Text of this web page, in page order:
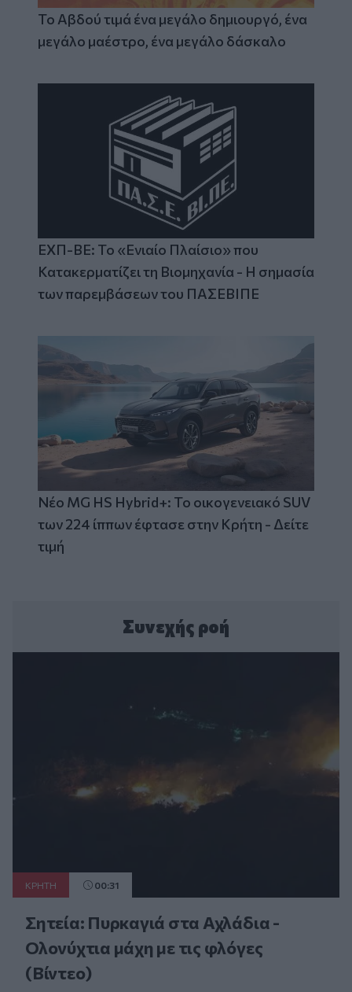
Το Αβδού τιμά ένα μεγάλο δημιουργό, ένα
μεγάλο μαέστρο, ένα μεγάλο δάσκαλο
ΕΧΠ-ΒΕ: Το «Ενιαίο Πλαίσιο» που
Κατακερματίζει τη Βιομηχανία - Η σημασία
των παρεμβάσεων του ΠΑΣΕΒΙΠΕ
Νέο MG HS Hybrid+: Το οικογενειακό SUV
των 224 ίππων έφτασε στην Κρήτη - Δείτε
τιμή
Συνεχής ροή
ΚΡΗΤΗ 00:31
Σητεία: Πυρκαγιά στα Αχλάδια -
Ολονύχτια μάχη με τις φλόγες
(Βίντεο)